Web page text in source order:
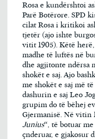
Rosa e kundërshtoi
Parë Botërore. SPD
cilat Rosa i kritikoi
tjetër (ajo ishte
vitit 1905). Këtë
madhe të luftës në
dhe agjitonte ndërsa
shokët e saj. Ajo
me shokët e saj më
dashurin e saj Leo
grupim do të bëhej
Gjermanisë. Në vitin
Junius“, të botuar
çnderuar, e gjakosur